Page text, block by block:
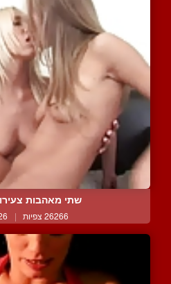
שתי מאהבות
26266 צפיות |
26